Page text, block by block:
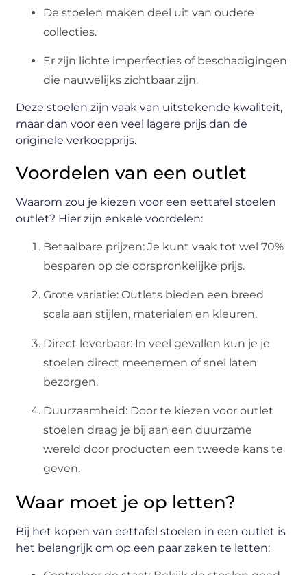
De stoelen maken deel uit van oudere
collecties.
Er zijn lichte imperfecties of beschadigingen
die nauwelijks zichtbaar zijn.
Deze stoelen zijn vaak van uitstekende kwaliteit,
maar dan voor een veel lagere prijs dan de
originele verkoopprijs.
Voordelen van een outlet
Waarom zou je kiezen voor een eettafel stoelen
outlet? Hier zijn enkele voordelen:
Betaalbare prijzen: Je kunt vaak tot wel 70%
besparen op de oorspronkelijke prijs.
Grote variatie: Outlets bieden een breed
scala aan stijlen, materialen en kleuren.
Direct leverbaar: In veel gevallen kun je je
stoelen direct meenemen of snel laten
bezorgen.
Duurzaamheid: Door te kiezen voor outlet
stoelen draag je bij aan een duurzame
wereld door producten een tweede kans te
geven.
Waar moet je op letten?
Bij het kopen van eettafel stoelen in een outlet is
het belangrijk om op een paar zaken te letten: